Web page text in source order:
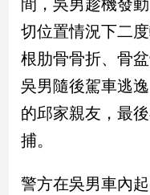
冠
病
專
區
南
灣
間，吳男趁機發
切位置情況下二
根肋骨骨折、骨
吳男隨後駕車逃
的邱家親友，最
捕。
警方在吳男車內